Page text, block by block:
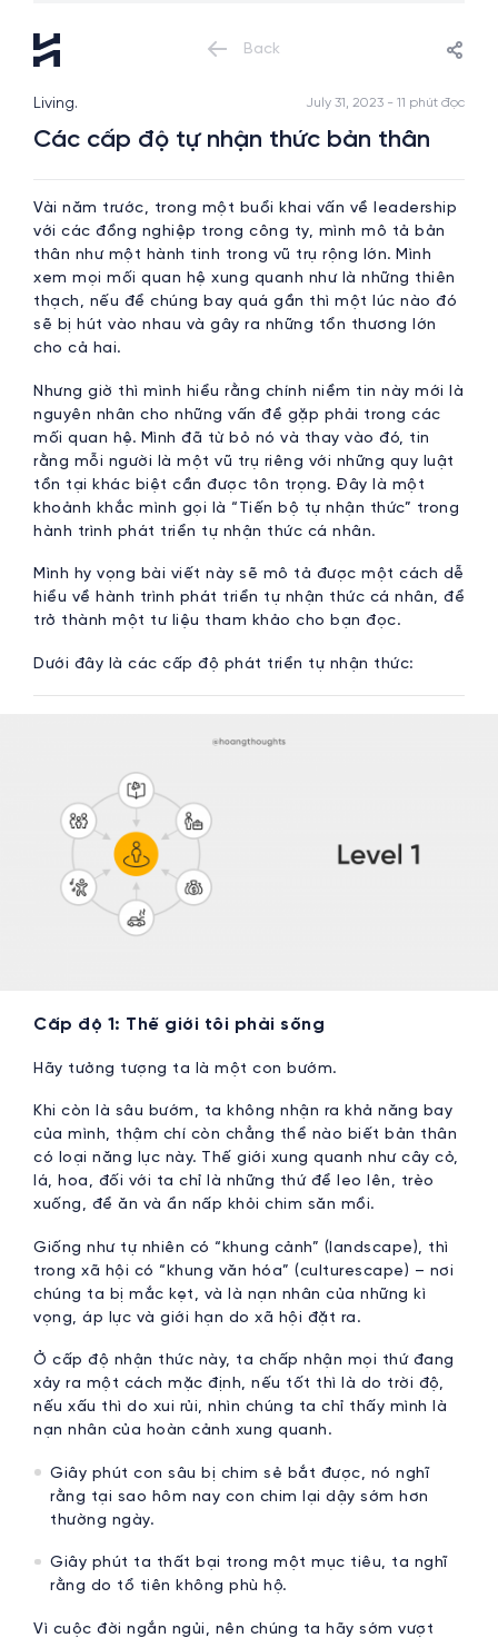
Back
Living. July 31, 2023 - 11 phút đọc
Các cấp độ tự nhận thức bản thân
Vài năm trước, trong một buổi khai vấn về leadership
với các đồng nghiệp trong công ty, mình mô tả bản
thân như một hành tinh trong vũ trụ rộng lớn. Mình
xem mọi mối quan hệ xung quanh như là những thiên
thạch, nếu để chúng bay quá gần thì một lúc nào đó
sẽ bị hút vào nhau và gây ra những tổn thương lớn
cho cả hai.
Nhưng giờ thì mình hiểu rằng chính niềm tin này mới là
nguyên nhân cho những vấn đề gặp phải trong các
mối quan hệ. Mình đã từ bỏ nó và thay vào đó, tin
rằng mỗi người là một vũ trụ riêng với những quy luật
tồn tại khác biệt cần được tôn trọng. Đây là một
khoảnh khắc mình gọi là “Tiến bộ tự nhận thức” trong
hành trình phát triển tự nhận thức cá nhân.
Mình hy vọng bài viết này sẽ mô tả được một cách dễ
hiểu về hành trình phát triển tự nhận thức cá nhân, để
trở thành một tư liệu tham khảo cho bạn đọc.
Dưới đây là các cấp độ phát triển tự nhận thức:
Cấp độ 1: Thế giới tôi phải sống
Hãy tưởng tượng ta là một con bướm.
Khi còn là sâu bướm, ta không nhận ra khả năng bay
của mình, thậm chí còn chẳng thể nào biết bản thân
có loại năng lực này. Thế giới xung quanh như cây cỏ,
lá, hoa, đối với ta chỉ là những thứ để leo lên, trèo
xuống, để ăn và ẩn nấp khỏi chim săn mồi.
Giống như tự nhiên có “khung cảnh” (landscape), thì
trong xã hội có “khung văn hóa” (culturescape) – nơi
chúng ta bị mắc kẹt, và là nạn nhân của những kì
vọng, áp lực và giới hạn do xã hội đặt ra.
Ở cấp độ nhận thức này, ta chấp nhận mọi thứ đang
xảy ra một cách mặc định, nếu tốt thì là do trời độ,
nếu xấu thì do xui rủi, nhìn chúng ta chỉ thấy mình là
nạn nhân của hoàn cảnh xung quanh.
Giây phút con sâu bị chim sẻ bắt được, nó nghĩ
rằng tại sao hôm nay con chim lại dậy sớm hơn
thường ngày.
Giây phút ta thất bại trong một mục tiêu, ta nghĩ
rằng do tổ tiên không phù hộ.
Vì cuộc đời ngắn ngủi, nên chúng ta hãy sớm vượt